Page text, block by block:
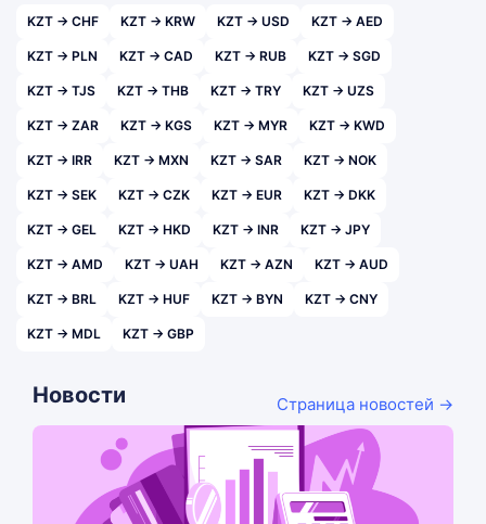
KZT → CHF KZT → KRW KZT → USD KZT → AED
KZT → PLN KZT → CAD KZT → RUB KZT → SGD
KZT → TJS KZT → THB KZT → TRY KZT → UZS
KZT → ZAR KZT → KGS KZT → MYR KZT → KWD
KZT → IRR KZT → MXN KZT → SAR KZT → NOK
KZT → SEK KZT → CZK KZT → EUR KZT → DKK
KZT → GEL KZT → HKD KZT → INR KZT → JPY
KZT → AMD KZT → UAH KZT → AZN KZT → AUD
KZT → BRL KZT → HUF KZT → BYN KZT → CNY
KZT → MDL KZT → GBP
Новости Страница новостей →